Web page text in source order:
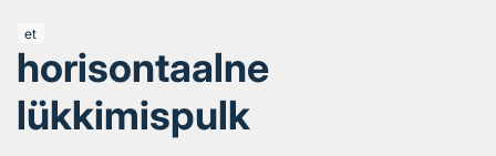
et
horisontaalne
lükkimispulk